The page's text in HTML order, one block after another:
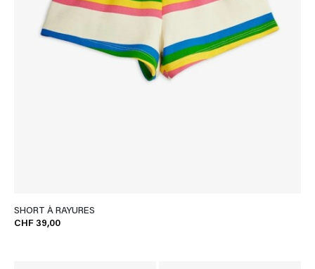
SHORT À RAYURES
CHF 39,00